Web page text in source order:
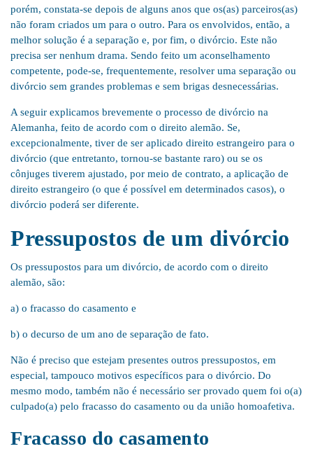
porém, constata-se depois de alguns anos que os(as) parceiros(as)
não foram criados um para o outro. Para os envolvidos, então, a
melhor solução é a separação e, por fim, o divórcio. Este não
precisa ser nenhum drama. Sendo feito um aconselhamento
competente, pode-se, frequentemente, resolver uma separação ou
divórcio sem grandes problemas e sem brigas desnecessárias.
A seguir explicamos brevemente o processo de divórcio na
Alemanha, feito de acordo com o direito alemão. Se,
excepcionalmente, tiver de ser aplicado direito estrangeiro para o
divórcio (que entretanto, tornou-se bastante raro) ou se os
cônjuges tiverem ajustado, por meio de contrato, a aplicação de
direito estrangeiro (o que é possível em determinados casos), o
divórcio poderá ser diferente.
Pressupostos de um divórcio
Os pressupostos para um divórcio, de acordo com o direito
alemão, são:
a) o fracasso do casamento e
b) o decurso de um ano de separação de fato.
Não é preciso que estejam presentes outros pressupostos, em
especial, tampouco motivos específicos para o divórcio. Do
mesmo modo, também não é necessário ser provado quem foi o(a)
culpado(a) pelo fracasso do casamento ou da união homoafetiva.
Fracasso do casamento